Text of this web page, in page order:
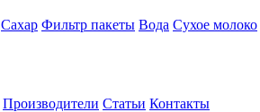
Сахар Фильтр пакеты Вода Сухое молоко
Производители Статьи Контакты